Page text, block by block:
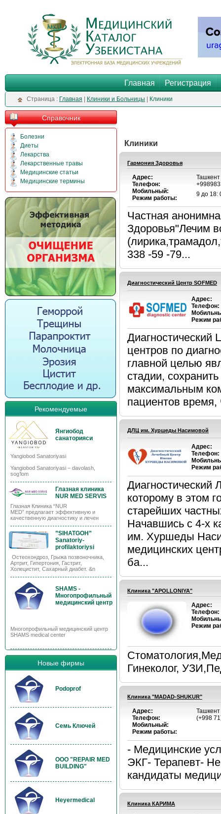
Главная Регистрация
Cтраница : Главная Клиники и Больницы Клиники
Справочник
Болезни
Диеты
Лекарства
Лекарственные травы
Медицинские статьи
Медицинские термины
Рекомендуемые
Янгиобод
санаторияси
Yangiobod Sanatoriyasi
Yangiobod Sanatoriyasi – davolash,
sog’lom
Глазная клиника
NUR MED SERVIS
Глазная Клиника “NUR
MED” предлагает эффективную и
качественную диагностику и лечен
”SIHATGOH”
Sanatoriy-
profilaktoriysi
Остеохондроз, Грыжа позвоночника,
Артрит, Гипертония, Гастрит,
Холецистит, Сахарный диабет. &n
SHAMS -
Многопрофильный
медицинский центр
Многопрофильный медицинский центр
SHAMS medical center
Новые фирмы
Podoprof
Семь Ключей
OOO "REPAIR MED
BUILDING"
Heyermedical
Клиники
Гармония Здоровья
Адрес:
Телефон:
Мобильный:
Режим работы:
9 до 18:
Частная
Здоровья"Лечим
338 -59 -79...
Диагностический Центр SOFMED
Адрес:
Телефон:
Режим
Диагностический
центров по
главной целью
стадии,
максимальным
пациентов время,
ДЛЦ им. Хуршеды Насимовой
Адрес:
Телефон:
Режим
которому в этом
старейших
Начавшись с 4-х
им. Хуршеды
медицинских
ба...
Клиника "APOLLONIYA"
Адрес:
Телефон:
Режим
Гинеколог,
Клиника "MADAD-SHUKUR"
Адрес:
Телефон:
Мобильный:
Режим работы:
(+998
- Медицинские
ЭКГ- Терапевт-
кандидаты
Клиника КАРИМА